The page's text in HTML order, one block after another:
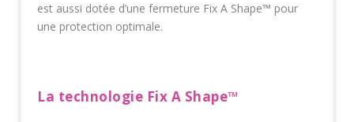
est aussi dotée d’une fermeture Fix A Shape™ pour
une protection optimale.
La technologie Fix A Shape™